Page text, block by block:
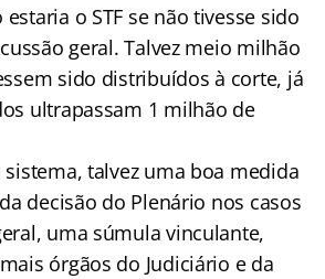
o STF se não tivesse sido
geral. Talvez meio milhão
sido distribuídos à corte, já
ultrapassam 1 milhão de
talvez uma boa medida
decisão do Plenário nos casos
uma súmula vinculante,
órgãos do Judiciário e da